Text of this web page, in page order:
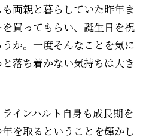
両親と暮らしていた昨年ま
買ってもらい、誕生日を祝
か。一度そんなことを気に
落ち着かない気持ちは大き
インハルト自身も成長期を
を取るということを輝かし